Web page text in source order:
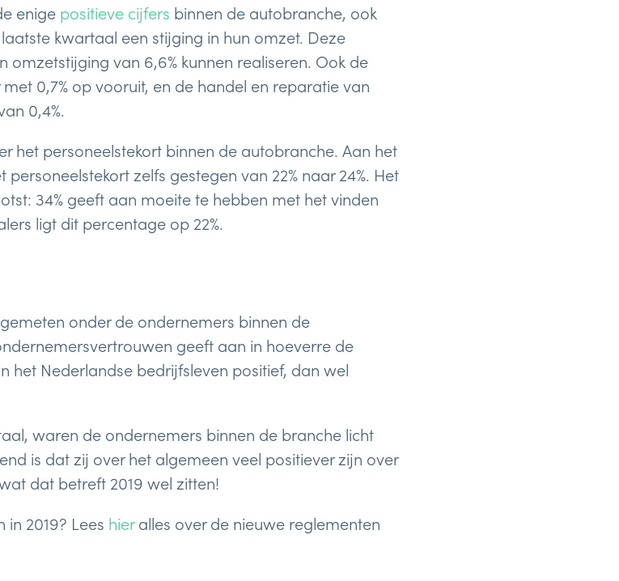
enige positieve cijfers binnen de autobranche, ook
kwartaal een stijging in hun omzet. Deze
van 6,6% kunnen realiseren. Ook de
0,7% op vooruit, en de handel en reparatie van
0,4%.
het personeelstekort binnen de autobranche. Aan het
zelfs gestegen van 22% naar 24%. Het
34% geeft aan moeite te hebben met het vinden
ligt dit percentage op 22%.
onder de ondernemers binnen de
geeft aan in hoeverre de
het Nederlandse bedrijfsleven positief, dan wel
waren de ondernemers binnen de branche licht
is dat zij over het algemeen veel positiever zijn over
dat betreft 2019 wel zitten!
2019? Lees hieralles over de nieuwe reglementen